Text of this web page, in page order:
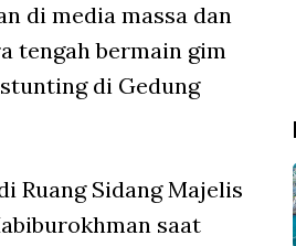
di media massa dan
tengah bermain gim
di Gedung
Ruang Sidang Majelis
saat